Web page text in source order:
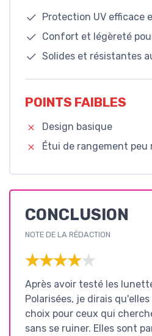
Protection UV efficace
Confort et légèreté
Solides et résistantes
POINTS FAIBLES
Design basique
Étui de rangement peu
CONCLUSION
NOTE DE LA RÉDACTION
★★★★★
★★★★★
Après avoir testé les
Polarisées, je dirais
choix pour ceux qui
sans se ruiner. Elles sont